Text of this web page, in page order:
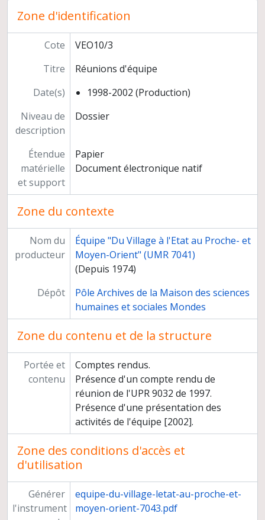
Zone d'identification
Cote
VEO10/3
Titre
Réunions d'équipe
Date(s)
1998-2002 (Production)
Niveau de
description
Dossier
Étendue
matérielle
et support
Papier
Document électronique natif
Zone du contexte
Nom du
producteur
Équipe "Du Village à l'Etat au Proche- et
Moyen-Orient" (UMR 7041)
(Depuis 1974)
Dépôt
Pôle Archives de la Maison des sciences
humaines et sociales Mondes
Zone du contenu et de la structure
Portée et
contenu
Comptes rendus.
Présence d'un compte rendu de
réunion de l'UPR 9032 de 1997.
Présence d'une présentation des
activités de l'équipe [2002].
Zone des conditions d'accès et
d'utilisation
Générer
l'instrument
equipe-du-village-letat-au-proche-et-
moyen-orient-7043.pdf